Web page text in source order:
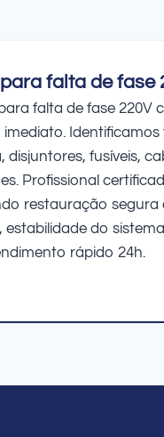
falta de fase
falta de fase 220V
Identificamos
disjuntores, fusíveis,
Profissional
restauração segura
estabilidade do
rápido 24h.